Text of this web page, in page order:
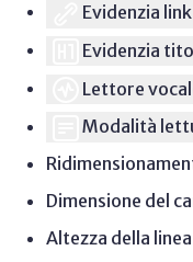
Evidenzia link
Evidenzia
Lettore
Modalità
Dimensione del
Altezza della linea